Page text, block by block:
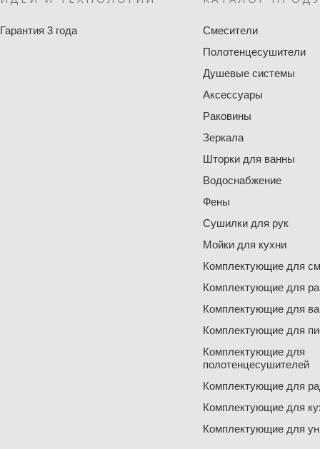
Гарантия 3 года
Смесители
Полотенцесушители
Душевые системы
Аксессуары
Раковины
Зеркала
Шторки для ванны
Водоснабжение
Фены
Сушилки для рук
Мойки для кухни
Комплектующие для
Комплектующие для
Комплектующие для
Комплектующие для
Комплектующие для
полотенцесушителей
Комплектующие для
Комплектующие для
Комплектующие для